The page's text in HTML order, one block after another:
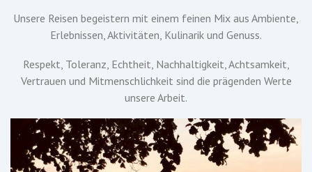
Unsere Reisen begeistern mit einem feinen Mix aus Ambiente,
Erlebnissen, Aktivitäten, Kulinarik und Genuss.
Respekt, Toleranz, Echtheit, Nachhaltigkeit, Achtsamkeit,
Vertrauen und Mitmenschlichkeit sind die prägenden Werte
unsere Arbeit.